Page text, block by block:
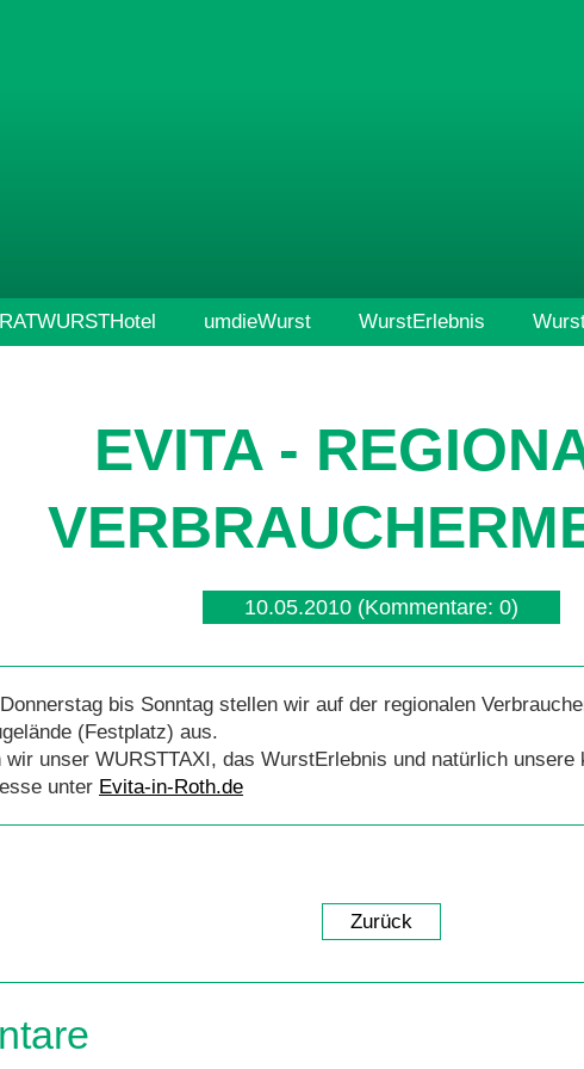
umdieWurst WurstErlebnis
EVITA -
10.05.2010 (Kommentare: 0)
bis Sonntag stellen wir auf der regionalen
(Festplatz) aus.
wir unser WURSTTAXI, das WurstErlebnis und natürlich
unter Evita-in-Roth.de
Zurück